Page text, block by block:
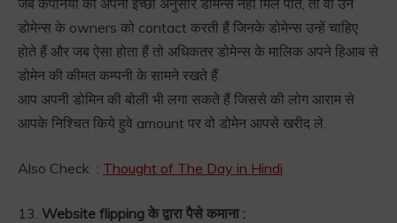
डोमेन्स के owners को contact करती हैं जिनके डोमेन्स उन्हें चाहिए
होते हैं और जब ऐसा होता हैं तो अधिकतर डोमेन्स के मालिक अपने हिआब से
डोमेन की कीमत कम्पनी के सामने रखते हैं.
आप अपनी डोमिन की बोली भी लगा सकते हैं जिससे की लोग आराम से
आपके निश्चित किये हुवे amount पर वो डोमेन आपसे खरीद ले.
Also Check : Thought of The Day in Hindi
13. Website flipping के द्वारा पैसे कमाना :